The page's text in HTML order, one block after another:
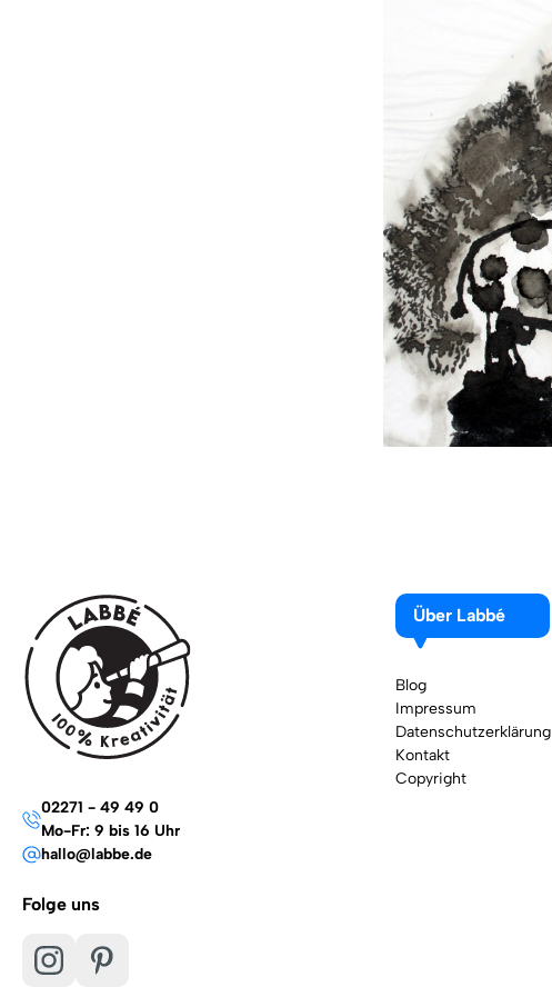
02271 - 49 49 0
Mo-Fr: 9 bis 16 Uhr
hallo@labbe.de
Folge uns
Über Labbé
Blog
Impressum
Datenschutzerklärung
Kontakt
Copyright